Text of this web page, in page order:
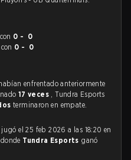
0 - 0
0 - 0
enfrentado anteriormente
17 veces , Tundra Esports
terminaron en empate.
jugó el 25 feb 2026 a las 18:20 en
donde Tundra Esports ganó